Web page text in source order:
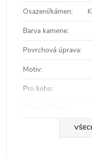
Osazení/kámen:
Barva kamene:
Povrchová úprava:
Motiv:
Pro koho: